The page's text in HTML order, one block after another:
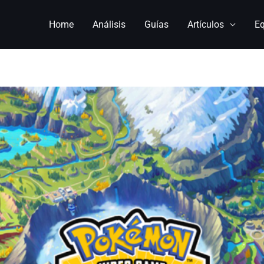
Home Análisis Guías Artículos